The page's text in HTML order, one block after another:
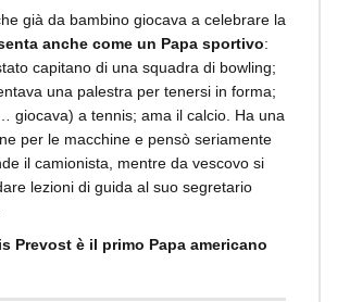
già da bambino giocava a celebrare la
anche come un Papa sportivo:
capitano di una squadra di bowling;
una palestra per tenersi in forma;
giocava) a tennis; ama il calcio. Ha una
per le macchine e pensò seriamente
il camionista, mentre da vescovo si
lezioni di guida al suo segretario
Prevost è il primo Papa americano